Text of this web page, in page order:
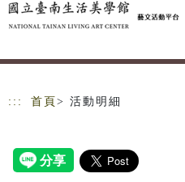
跳到主要內容
網站導覽
::: 首頁 > 活動明細